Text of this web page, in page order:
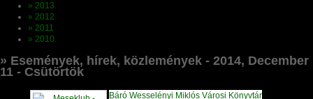
» 2013
» 2012
» 2011
» 2010
» Események, hírek, közlemények - 2014, December
11 - Csütörtök
Báró Wesselényi Miklós Városi Könyvtár